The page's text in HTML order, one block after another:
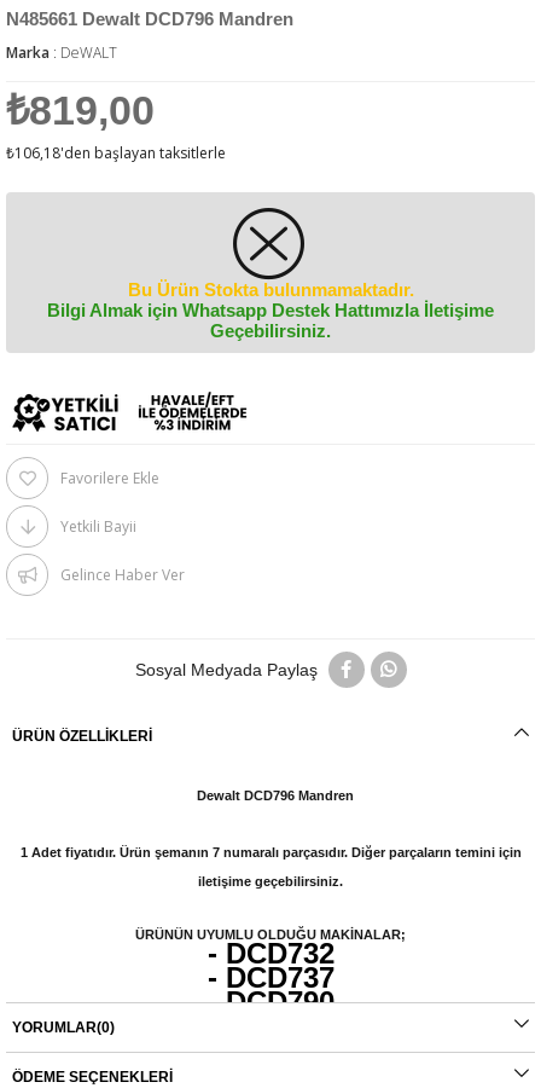
N485661 Dewalt DCD796 Mandren
Marka : DeWALT
₺819,00
₺106,18'den başlayan taksitlerle
Bu Ürün Stokta bulunmamaktadır.
Bilgi Almak için Whatsapp Destek Hattımızla İletişime
Geçebilirsiniz.
Favorilere Ekle
Yetkili Bayii
Gelince Haber Ver
Sosyal Medyada Paylaş
ÜRÜN ÖZELLIKLERI
Dewalt DCD796 Mandren
1 Adet fiyatıdır. Ürün şemanın 7 numaralı parçasıdır. Diğer parçaların temini için
iletişime geçebilirsiniz.
ÜRÜNÜN UYUMLU OLDUĞU MAKİNALAR;
- DCD732
- DCD737
- DCD790
- DCD795
YORUMLAR(0)
ÖDEME SEÇENEKLERI